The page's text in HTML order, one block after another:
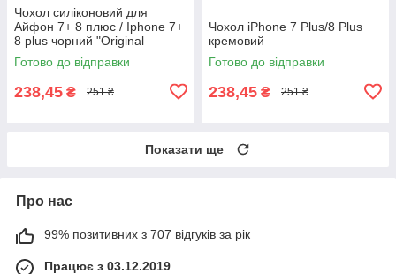
Чохол силіконовий для
Айфон 7+ 8 плюс / Iphone 7+
8 plus чорний "Original
Silicone case"
Готово до відправки
238,45 ₴ 251 ₴
Чохол iPhone 7 Plus/8 Plus
кремовий
Готово до відправки
238,45 ₴ 251 ₴
Показати ще
Про нас
99% позитивних з 707 відгуків за рік
Працює з 03.12.2019